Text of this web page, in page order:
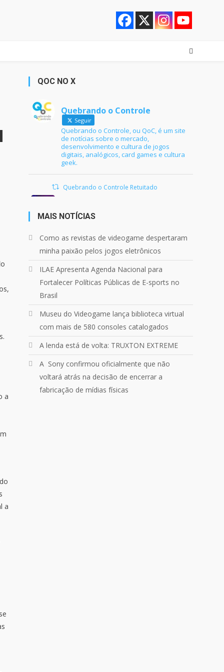
a
a
QOC NO X
Quebrando o Controle
Seguir
Quebrando o Controle, ou QoC, é um site
de notícias sobre o mercado,
desenvolvimento e cultura de jogos
digitais, analógicos, card games e cultura
geek.
Quebrando o Controle Retuitado
· 21 jun 2024
ontem no @Podpah
24 1214 Twitter
11 jun 2024
Confira em nosso site o mais
recente REVIEW de Skull & Bones.
Mais em:
https://buff.ly/3yPhDN2
1 1
MAIS NOTÍCIAS
Como as revistas de videogame despertaram
minha paixão pelos jogos eletrônicos
ILAE Apresenta Agenda Nacional para
Fortalecer Políticas Públicas de E-sports no
Brasil
Museu do Videogame lança biblioteca virtual
com mais de 580 consoles catalogados
A lenda está de volta: TRUXTON EXTREME
A Sony confirmou oficialmente que não
voltará atrás na decisão de encerrar a
fabricação de mídias físicas